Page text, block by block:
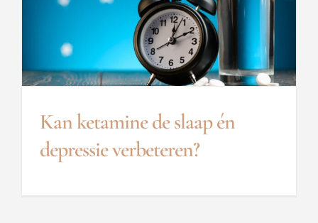
Kan ketamine de slaap én
depressie verbeteren?